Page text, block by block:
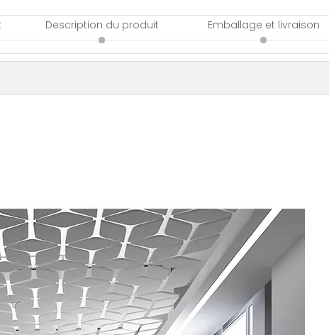
Description du produit Emballage et livraison